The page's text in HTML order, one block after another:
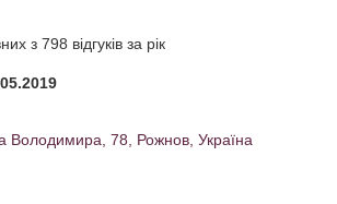
з 798 відгуків за рік
Володимира, 78, Рожнов, Україна